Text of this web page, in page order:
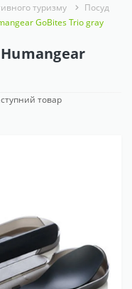
туризму
Посуд
GoBites Trio gray
товар